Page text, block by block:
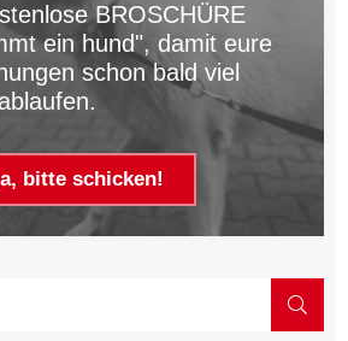
BROSCHÜRE
ein hund", damit eure
schon bald viel
bitte schicken!